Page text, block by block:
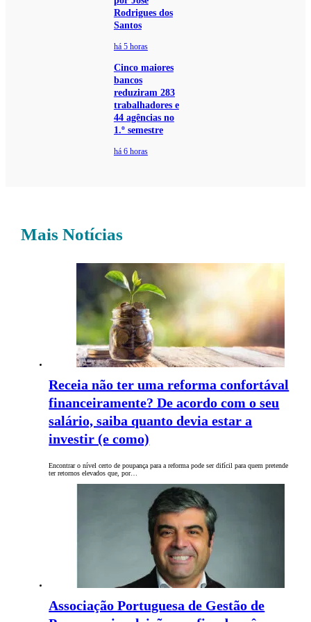
Rodrigues dos
Santos
há 5 horas
Cinco maiores
bancos
reduziram 283
trabalhadores e
44 agências no
1.º semestre
há 6 horas
Mais Notícias
Receia não ter uma reforma confortával
financeiramente? De acordo com o seu
salário, saiba quanto devia estar a
investir (e como)
Encontrar o nível certo de poupança para a reforma pode ser difícil para quem pretende
ter retornos elevados que, por…
Associação Portuguesa de Gestão de